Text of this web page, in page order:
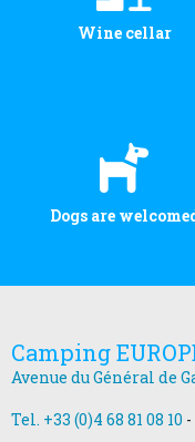
Wine cellar
Dogs are
Camping
Avenue du Général de
Tel. +33 (0)4 68 81 08 10 -